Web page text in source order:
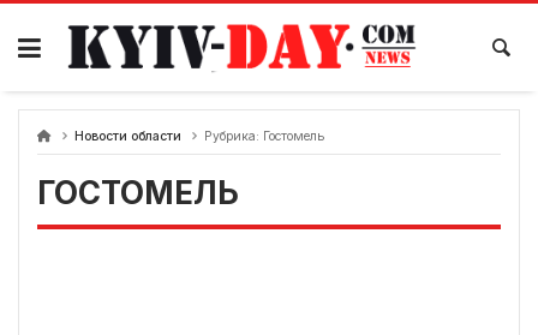
перейти
содержанию
Новости области Рубрика: Гостомель
ГОСТОМЕЛЬ